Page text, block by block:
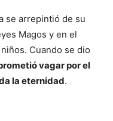
se arrepintió de su
Magos y en el
Cuando se dio
vagar por el
la eternidad.